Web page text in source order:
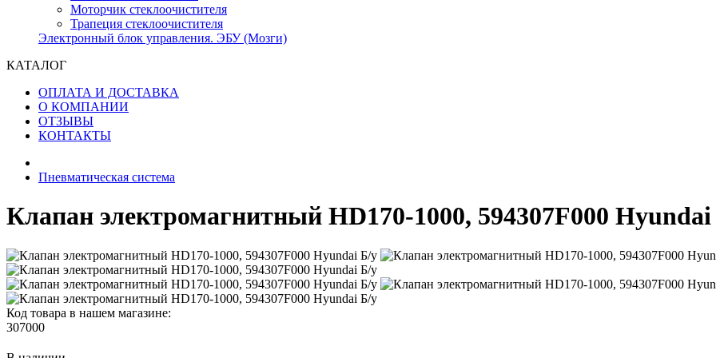
Моторчик стеклоочистителя
Трапеция стеклоочистителя
Электронный блок управления. ЭБУ (Мозги)
КАТАЛОГ
ОПЛАТА И ДОСТАВКА
О КОМПАНИИ
ОТЗЫВЫ
КОНТАКТЫ
Пневматическая система
Клапан электромагнитный HD170-1000, 594307F000
Код товара в нашем магазине:
307000